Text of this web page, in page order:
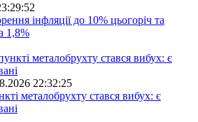
інфляції до 10% цьогоріч та
1,8%
22:32:25
металобрухту стався вибух: є